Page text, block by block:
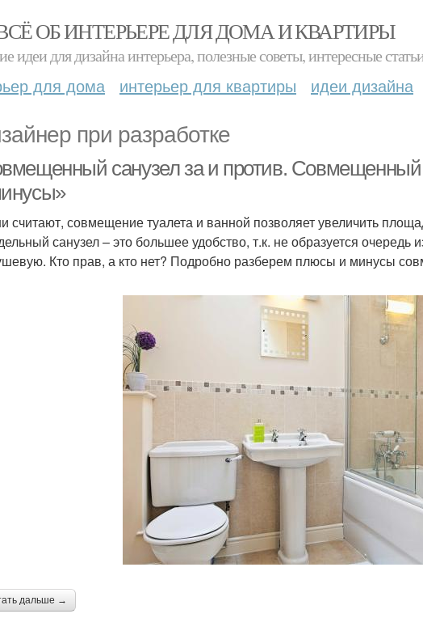
ОБ ИНТЕРЬЕРЕ ДЛЯ ДОМА И КВАРТИРЫ
идеи для дизайна интерьера, полезные советы, интересные
для дома интерьер для квартиры идеи дизайна
при разработке
санузел за и против.
считают, совмещение туалета и ванной позволяет увеличить
санузел – это большее удобство, т.к. не образуется
Кто прав, а кто нет? Подробно разберем плюсы и минусы
дальше →